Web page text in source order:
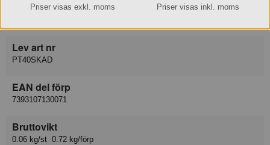
Leverantör
Lev art nr
PT40SKAD
EAN del förp
7393107130071
Bruttovikt
0.06 kg/st 0.72 kg/förp
Priser visas exkl. moms Priser visas inkl. moms